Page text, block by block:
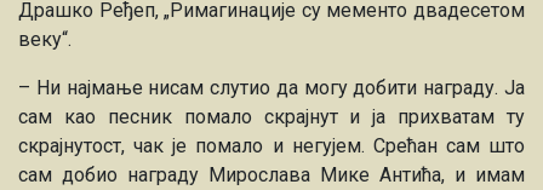
Драшко Ређеп, „Римагинације су мементо двадесетом
веку“.
– Ни најмање нисам слутио да могу добити награду. Ја
сам као песник помало скрајнут и ја прихватам ту
скрајнутост, чак је помало и негујем. Срећан сам што
сам добио награду Мирослава Мике Антића, и имам